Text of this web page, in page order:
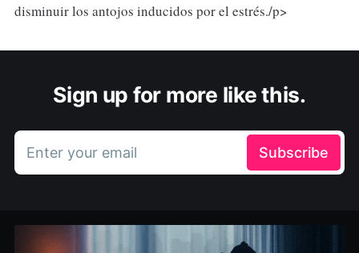
disminuir los antojos inducidos por el estrés./p>
Sign up for more like this.
Enter your email Subscribe